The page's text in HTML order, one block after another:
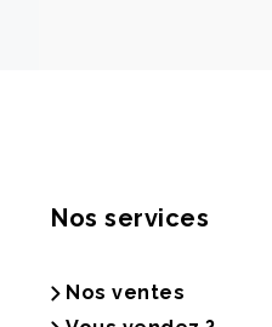
Nos services
Nos ventes